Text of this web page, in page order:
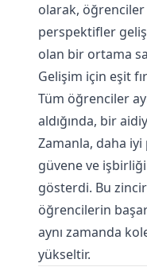
olarak,
perspektifler
olan bir ortama
Gelişim için eşit
Tüm öğrenciler
aldığında, bir
Zamanla, daha
güvene ve
gösterdi. Bu
öğrencilerin
aynı zamanda
yükseltir.